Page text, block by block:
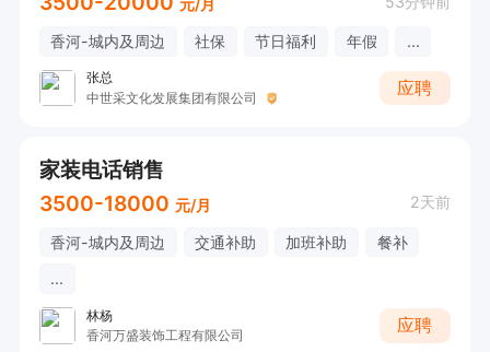
元/月
香河-城内及周边 社保 节日福利 年假 ...
张总
中世采文化发展集团有限公司
应聘
家装电话销售
3500-18000 元/月 2天前
香河-城内及周边 交通补助 加班补助
餐补
...
林杨
香河万盛装饰工程有限公司
应聘